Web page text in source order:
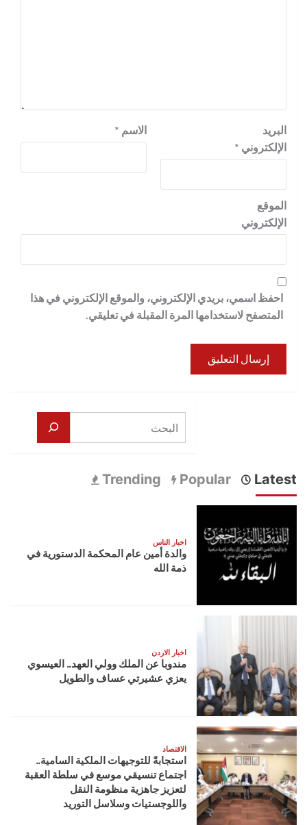
الاسم *
البريد
الإلكتروني *
الموقع
الإلكتروني
احفظ اسمي، بريدي الإلكتروني، والموقع الإلكتروني في هذا
المتصفح لاستخدامها المرة المقبلة في تعليقي.
البحث
Latest
Popular
Trending
اخبار الناس
والدة أمين عام المحكمة الدستورية في
ذمة الله
اخبار الاردن
مندوبا عن الملك وولي العهد.. العيسوي
يعزي عشيرتي عساف والطويل
الاقتصاد
استجابةً للتوجيهات الملكية السامية..
اجتماع تنسيقي موسع في سلطة العقبة
لتعزيز جاهزية منظومة النقل
واللوجستيات وسلاسل التوريد